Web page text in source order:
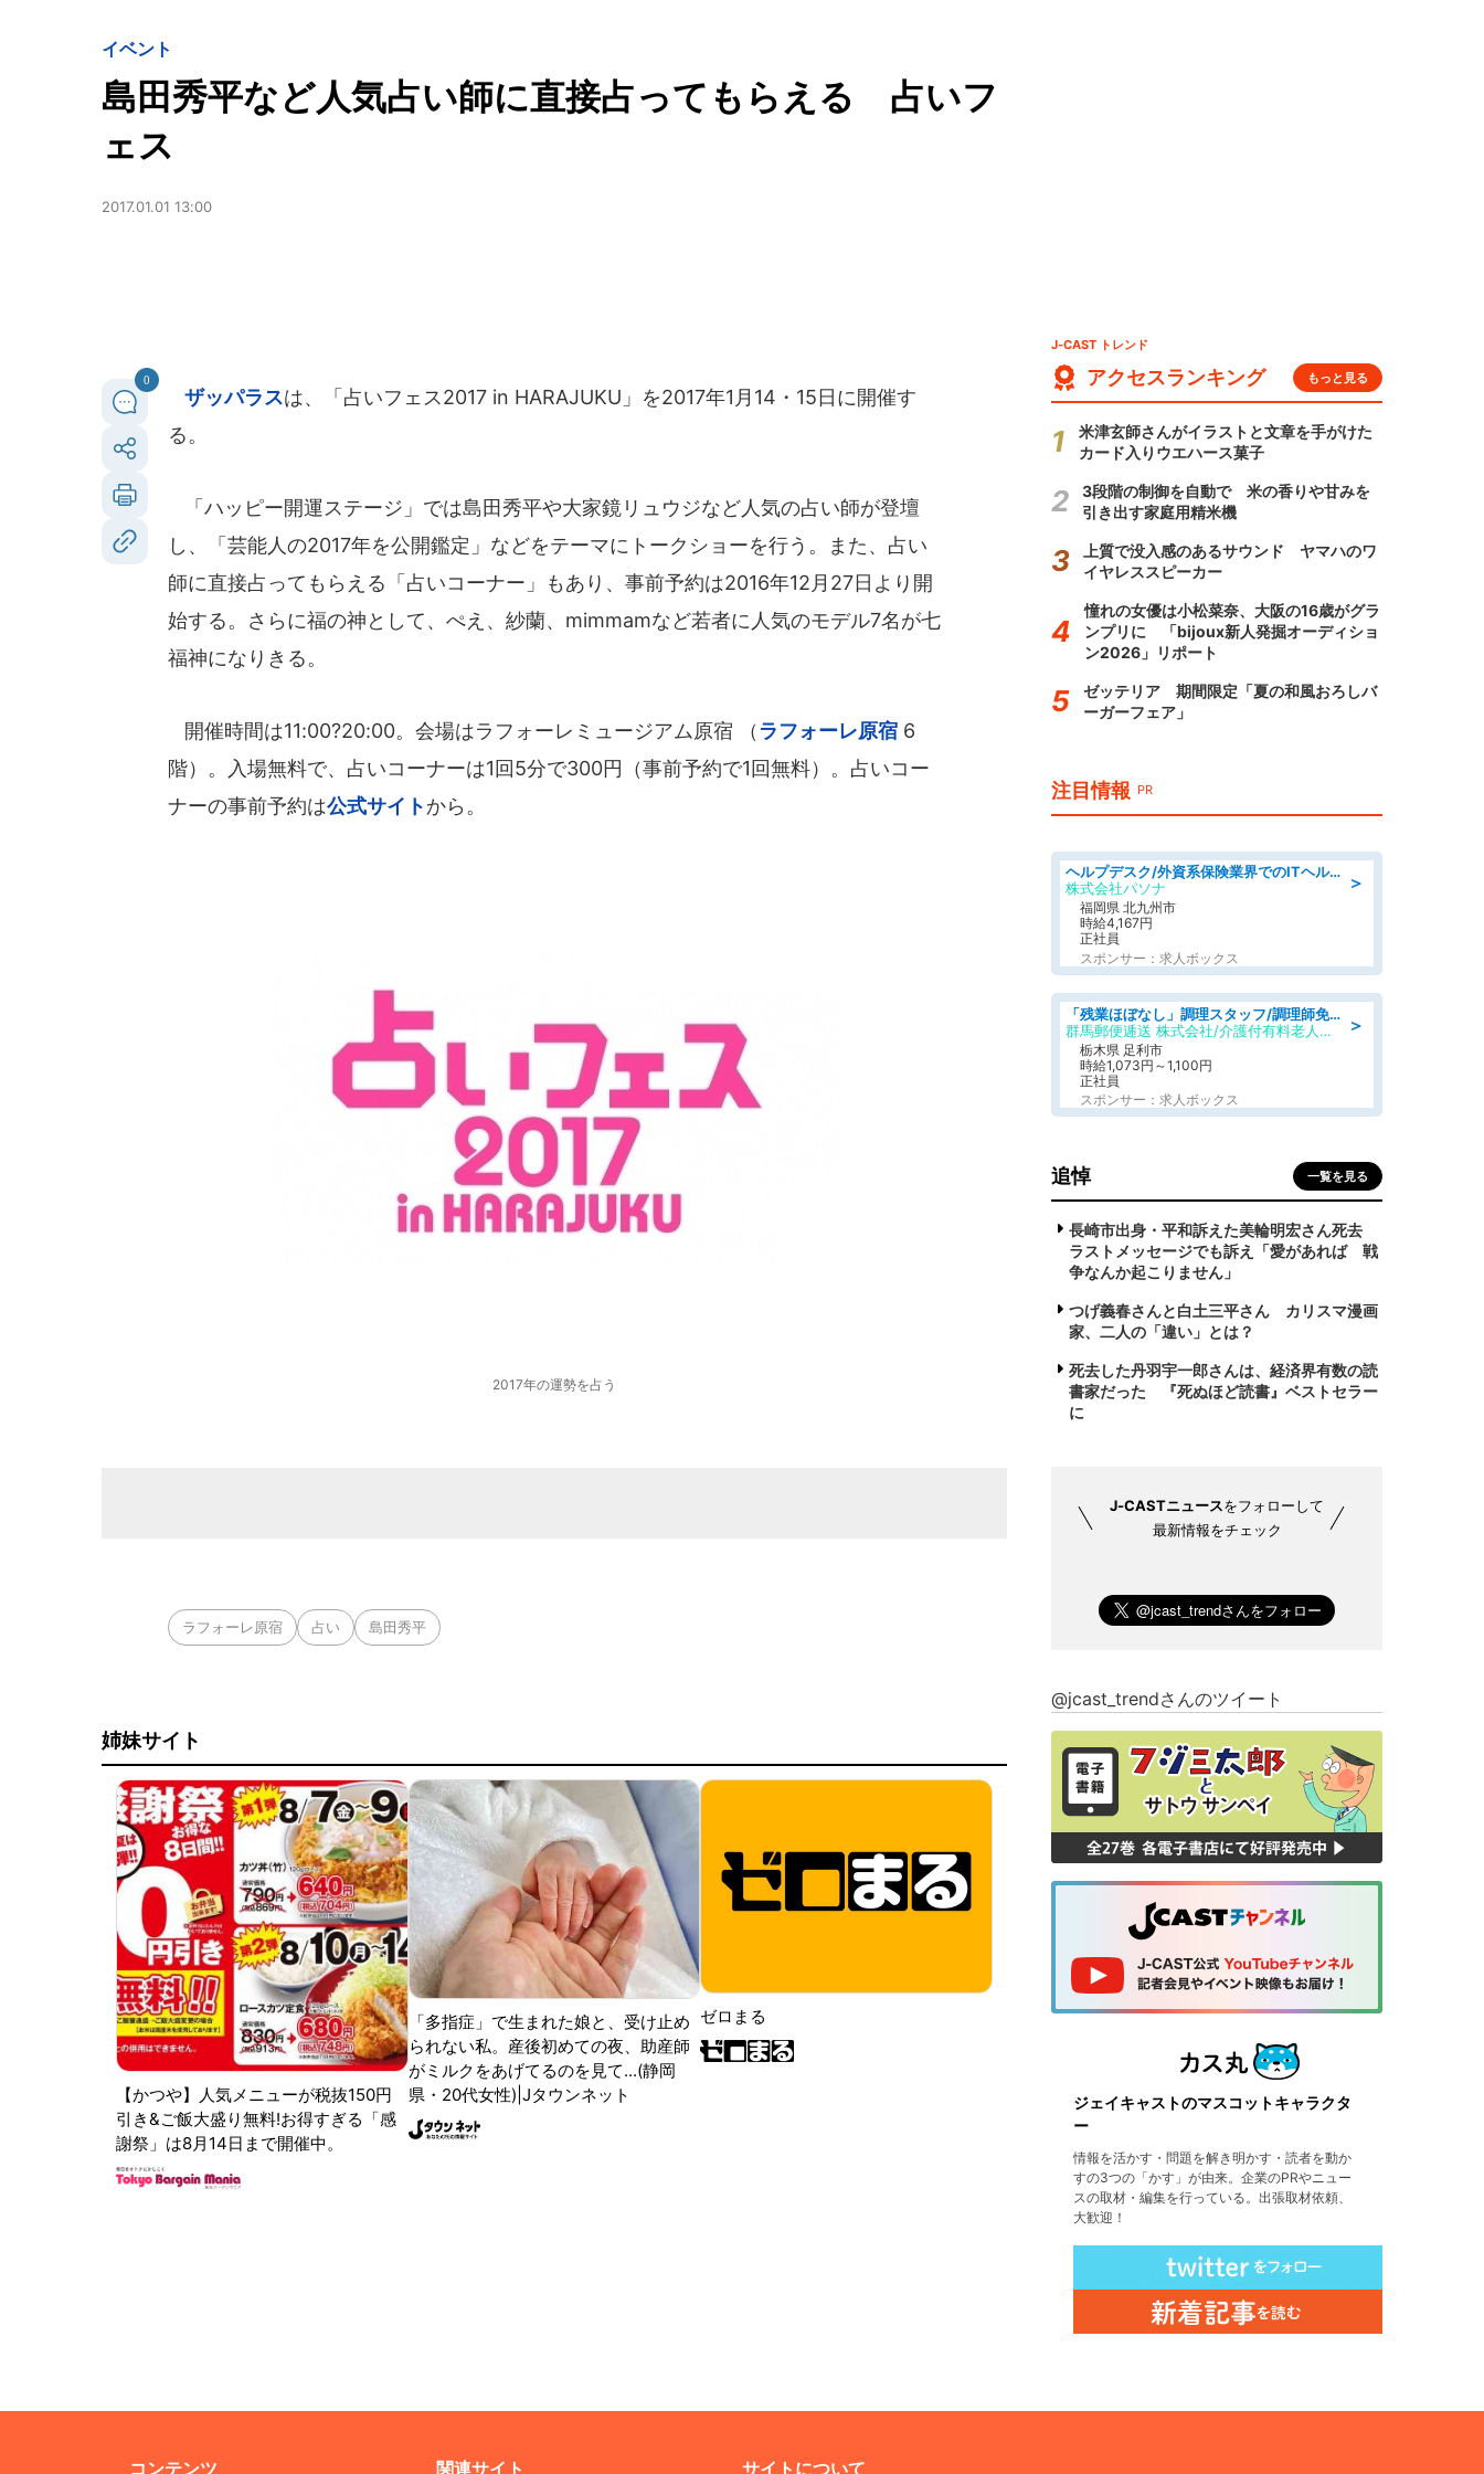
イベント
島田秀平など人気占い師に直接占ってもらえる 占いフ
ェス
2017.01.01 13:00
0
ザッパラスは、「占いフェス2017 in HARAJUKU」を2017年1月14・15日に開催す
る。
「ハッピー開運ステージ」では島田秀平や大家鏡リュウジなど人気の占い師が登壇
し、「芸能人の2017年を公開鑑定」などをテーマにトークショーを行う。また、占い
師に直接占ってもらえる「占いコーナー」もあり、事前予約は2016年12月27日より開
始する。さらに福の神として、ぺえ、紗蘭、mimmamなど若者に人気のモデル7名が七
福神になりきる。
開催時間は11:00?20:00。会場はラフォーレミュージアム原宿 （ ラフォーレ原宿 6
階）。入場無料で、占いコーナーは1回5分で300円（事前予約で1回無料）。占いコー
ナーの事前予約は公式サイトから。
2017年の運勢を占う
ラフォーレ原宿 占い 島田秀平
姉妹サイト
【かつや】人気メニューが税抜150円
引き&ご飯大盛り無料!お得すぎる「感
謝祭」は8月14日まで開催中。
「多指症」で生まれた娘と、受け止め
られない私。産後初めての夜、助産師
がミルクをあげてるのを見て...(静岡
県・20代女性)|Jタウンネット
ゼロまる
J-CAST トレンド
アクセスランキング もっと見る
米津玄師さんがイラストと文章を手がけた
カード入りウエハース菓子
3段階の制御を自動で 米の香りや甘みを
引き出す家庭用精米機
上質で没入感のあるサウンド ヤマハのワ
イヤレススピーカー
憧れの女優は小松菜奈、大阪の16歳がグラ
ンプリに 「bijoux新人発掘オーディショ
ン2026」リポート
ゼッテリア 期間限定「夏の和風おろしバ
ーガーフェア」
注目情報 PR
＞
ヘルプデスク/外資系保険業界でのITヘルプデスク業務/駅近/即日勤務可/ヘルプデスク
株式会社パソナ
福岡県 北九州市
時給4,167円
正社員
スポンサー：求人ボックス
＞
「残業ほぼなし」調理スタッフ/調理師免許必須/正職員/日勤のみ/介護付き有料老人ホーム/社会保障完備
群馬郵便逓送 株式会社/介護付有料老人ホーム ふる里
栃木県 足利市
時給1,073円～1,100円
正社員
スポンサー：求人ボックス
追悼 一覧を見る
長崎市出身・平和訴えた美輪明宏さん死去
ラストメッセージでも訴え「愛があれば 戦
争なんか起こりません」
つげ義春さんと白土三平さん カリスマ漫画
家、二人の「違い」とは？
死去した丹羽宇一郎さんは、経済界有数の読
書家だった 『死ぬほど読書』ベストセラー
に
J-CASTニュースをフォローして
最新情報をチェック
@jcast_trendさんのツイート
ジェイキャストのマスコットキャラクタ
ー
情報を活かす・問題を解き明かす・読者を動か
すの3つの「かす」が由来。企業のPRやニュー
スの取材・編集を行っている。出張取材依頼、
大歓迎！
コンテンツ 関連サイト サイトについて